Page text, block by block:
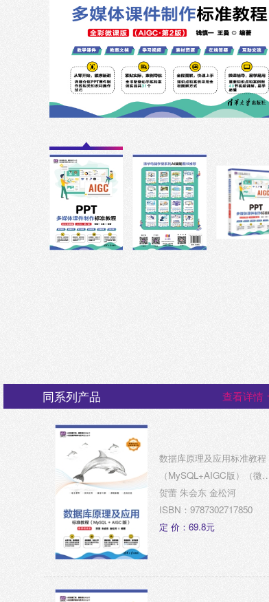
同系列产品 查看详情
数据库原理及应用标准教程
（MySQL+AIGC版）（微
视频版）
贺蕾 朱会东 金松河
ISBN：9787302717850
定 价：69.8元